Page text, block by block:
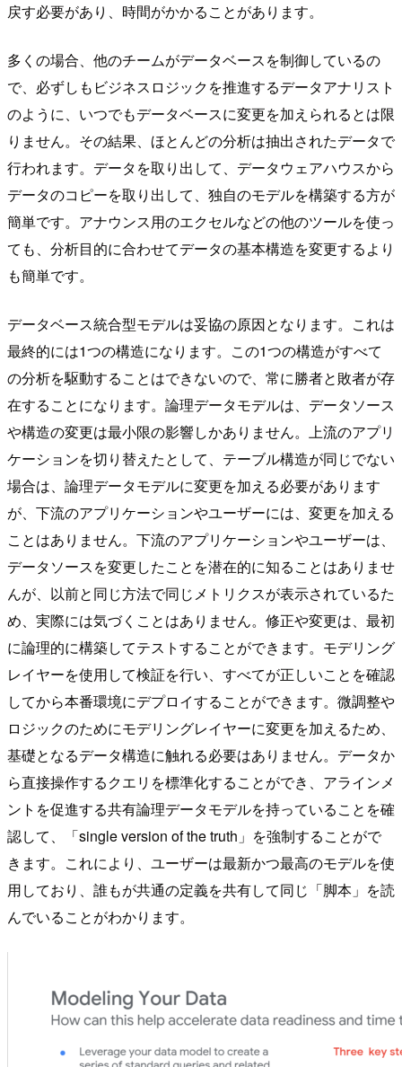
戻す必要があり、時間がかかることがあります。
多くの場合、他のチームがデータベースを制御しているの
で、必ずしもビジネスロジックを推進するデータアナリスト
のように、いつでもデータベースに変更を加えられるとは限
りません。その結果、ほとんどの分析は抽出されたデータで
行われます。データを取り出して、データウェアハウスから
データのコピーを取り出して、独自のモデルを構築する方が
簡単です。アナウンス用のエクセルなどの他のツールを使っ
ても、分析目的に合わせてデータの基本構造を変更するより
も簡単です。
データベース統合型モデルは妥協の原因となります。これは
最終的には1つの構造になります。この1つの構造がすべて
の分析を駆動することはできないので、常に勝者と敗者が存
在することになります。論理データモデルは、データソース
や構造の変更は最小限の影響しかありません。上流のアプリ
ケーションを切り替えたとして、テーブル構造が同じでない
場合は、論理データモデルに変更を加える必要があります
が、下流のアプリケーションやユーザーには、変更を加える
ことはありません。下流のアプリケーションやユーザーは、
データソースを変更したことを潜在的に知ることはありませ
んが、以前と同じ方法で同じメトリクスが表示されているた
め、実際には気づくことはありません。修正や変更は、最初
に論理的に構築してテストすることができます。モデリング
レイヤーを使用して検証を行い、すべてが正しいことを確認
してから本番環境にデプロイすることができます。微調整や
ロジックのためにモデリングレイヤーに変更を加えるため、
基礎となるデータ構造に触れる必要はありません。データか
ら直接操作するクエリを標準化することができ、アラインメ
ントを促進する共有論理データモデルを持っていることを確
認して、「single version of the truth」を強制することがで
きます。これにより、ユーザーは最新かつ最高のモデルを使
用しており、誰もが共通の定義を共有して同じ「脚本」を読
んでいることがわかります。